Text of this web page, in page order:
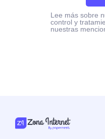
Lee más sobre
control y
nuestras